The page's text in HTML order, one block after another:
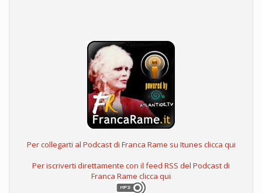
Per collegarti al Podcast di Franca Rame su Itunes clicca qui
Per iscriverti direttamente con il feed RSS del Podcast di
Franca Rame clicca qui